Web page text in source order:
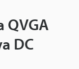
QVGA
DC